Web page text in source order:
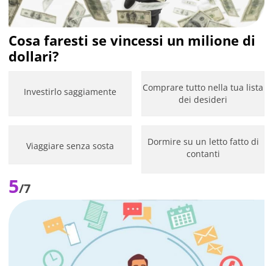
Cosa faresti se vincessi un milione di
dollari?
Investirlo saggiamente
Comprare tutto nella tua lista
dei desideri
Viaggiare senza sosta
Dormire su un letto fatto di
contanti
5/7